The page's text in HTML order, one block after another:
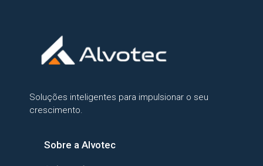
Soluções inteligentes para impulsionar o seu
crescimento.
Sobre a Alvotec